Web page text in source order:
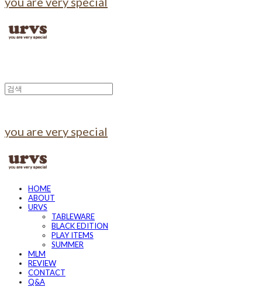
you are very special
HOME
ABOUT
URVS
TABLEWARE
BLACK EDITION
PLAY ITEMS
SUMMER
MLM
REVIEW
CONTACT
Q&A